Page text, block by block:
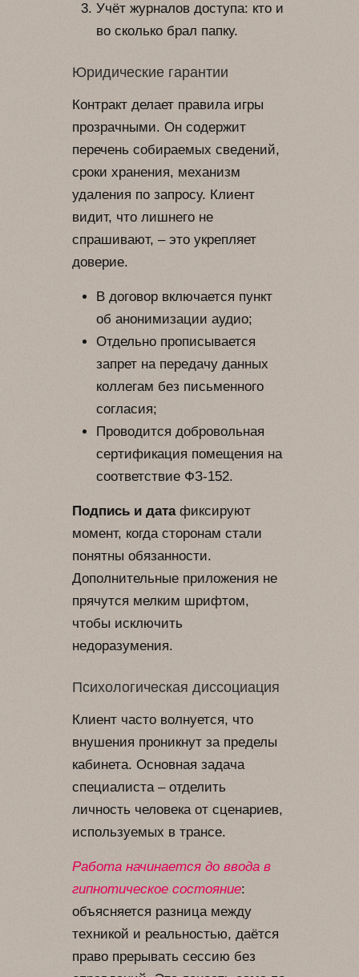
Учёт журналов доступа: кто и
во сколько брал папку.
Юридические гарантии
Контракт делает правила игры
прозрачными. Он содержит
перечень собираемых сведений,
сроки хранения, механизм
удаления по запросу. Клиент
видит, что лишнего не
спрашивают, – это укрепляет
доверие.
В договор включается пункт
об анонимизации аудио;
Отдельно прописывается
запрет на передачу данных
коллегам без письменного
согласия;
Проводится добровольная
сертификация помещения на
соответствие ФЗ-152.
Подпись и датафиксируют
момент, когда сторонам стали
понятны обязанности.
Дополнительные приложения не
прячутся мелким шрифтом,
чтобы исключить
недоразумения.
Психологическая диссоциация
Клиент часто волнуется, что
внушения проникнут за пределы
кабинета. Основная задача
специалиста – отделить
личность человека от сценариев,
используемых в трансе.
Работа начинается до ввода в
гипнотическое состояние:
объясняется разница между
техникой и реальностью, даётся
право прерывать сессию без